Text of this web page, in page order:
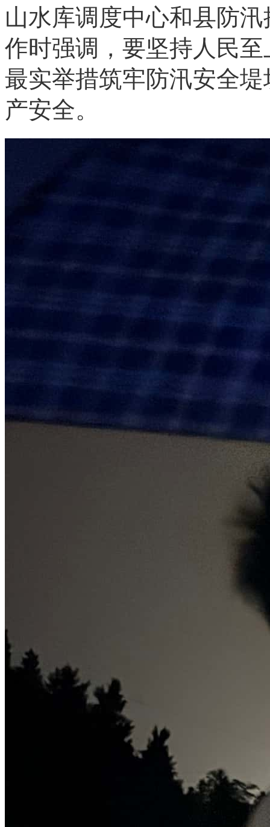
山水库调度中心和县防
作时强调，要坚持人民
最实举措筑牢防汛安全
产安全。